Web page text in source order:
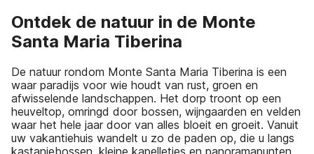
Ontdek de natuur in de Monte
Santa Maria Tiberina
De natuur rondom Monte Santa Maria Tiberina is een
waar paradijs voor wie houdt van rust, groen en
afwisselende landschappen. Het dorp troont op een
heuveltop, omringd door bossen, wijngaarden en velden
waar het hele jaar door van alles bloeit en groeit. Vanuit
uw vakantiehuis wandelt u zo de paden op, die u langs